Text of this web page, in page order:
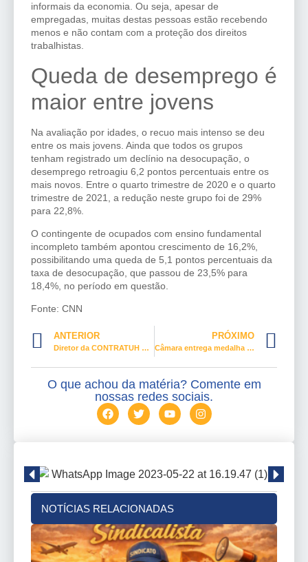
informais da economia. Ou seja, apesar de
empregadas, muitas destas pessoas estão recebendo
menos e não contam com a proteção dos direitos
trabalhistas.
Queda de desemprego é
maior entre jovens
Na avaliação por idades, o recuo mais intenso se deu
entre os mais jovens. Ainda que todos os grupos
tenham registrado um declínio na desocupação, o
desemprego retroagiu 6,2 pontos percentuais entre os
mais novos. Entre o quarto trimestre de 2020 e o quarto
trimestre de 2021, a redução neste grupo foi de 29%
para 22,8%.
O contingente de ocupados com ensino fundamental
incompleto também apontou crescimento de 16,2%,
possibilitando uma queda de 5,1 pontos percentuais da
taxa de desocupação, que passou de 23,5% para
18,4%, no período em questão.
Fonte: CNN
ANTERIOR
Diretor da CONTRATUH participa de cerimônia de posse da Fecomércio no Maranhão
PRÓXIMO
Câmara entrega medalha Mietta Santiago para mulheres que se destacam na defesa dos direitos femininos
O que achou da matéria? Comente em
nossas redes sociais.
NOTÍCIAS RELACIONADAS